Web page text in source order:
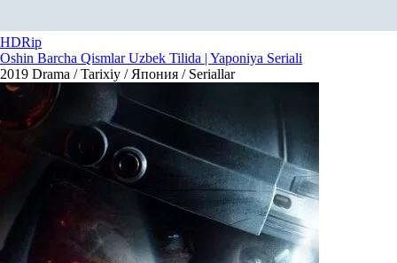
HDRip
Oshin Barcha Qismlar Uzbek Tilida | Yaponiya Seriali
2019 Drama / Tarixiy / Япония / Seriallar